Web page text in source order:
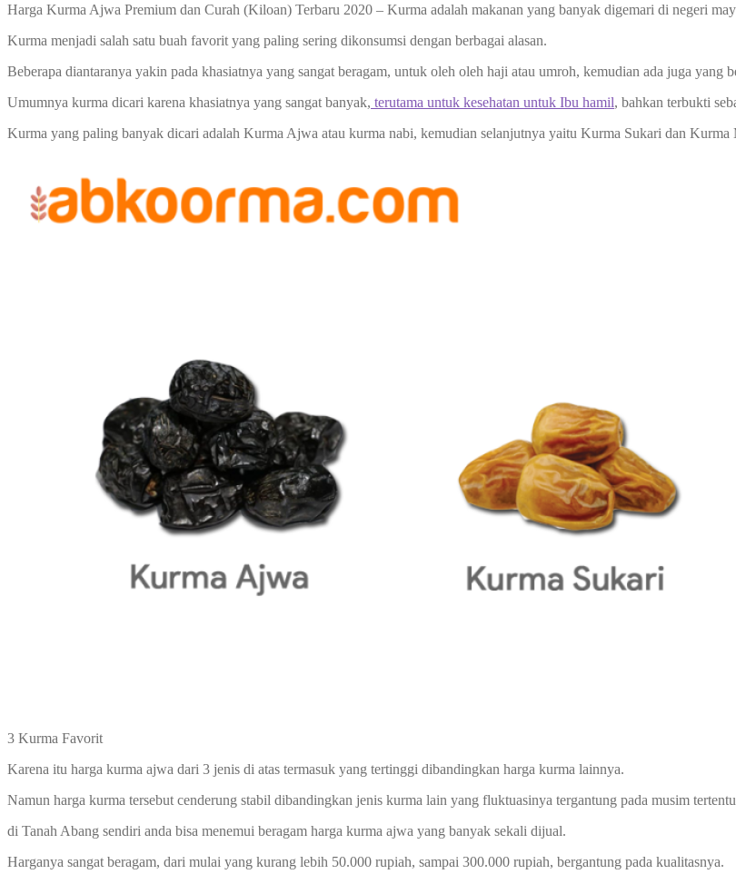
Harga Kurma Ajwa Premium dan Curah (Kiloan) Terbaru 2020 – Kurma adalah makanan yang banyak digemari di negeri
Kurma menjadi salah satu buah favorit yang paling sering dikonsumsi dengan berbagai alasan.
Beberapa diantaranya yakin pada khasiatnya yang sangat beragam, untuk oleh oleh haji atau umroh, kemudian ada juga
Umumnya kurma dicari karena khasiatnya yang sangat banyak, terutama untuk kesehatan untuk Ibu hamil, bahkan terbukti
Kurma yang paling banyak dicari adalah Kurma Ajwa atau kurma nabi, kemudian selanjutnya yaitu Kurma Sukari dan Kurma
3 Kurma Favorit
Karena itu harga kurma ajwa dari 3 jenis di atas termasuk yang tertinggi dibandingkan harga kurma lainnya.
Namun harga kurma tersebut cenderung stabil dibandingkan jenis kurma lain yang fluktuasinya tergantung pada musim
di Tanah Abang sendiri anda bisa menemui beragam harga kurma ajwa yang banyak sekali dijual.
Harganya sangat beragam, dari mulai yang kurang lebih 50.000 rupiah, sampai 300.000 rupiah, bergantung pada kualitasnya.